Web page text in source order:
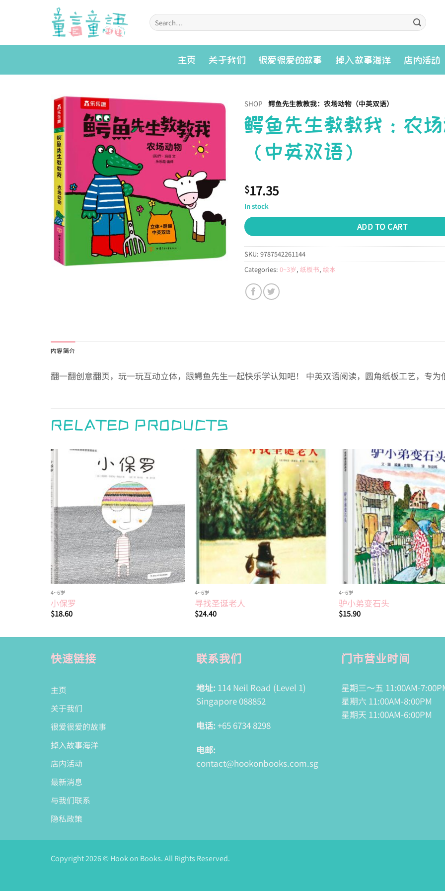
Search
for:
主页 关于我们 很爱很爱的故事 掉入故事海洋 店内活动
Add to
wishlist
SHOP 鳄鱼先生教教我：农场动物（中英双语）
鳄鱼先生教教我：农
（中英双语）
$17.35
In stock
ADD TO CART
SKU: 9787542261144
Categories: 0~3岁, 纸板书, 绘本
内容简介
翻一翻创意翻页，玩一玩互动立体，跟鳄鱼先生一起快乐学认知吧！ 中英双语阅读，圆角纸板工艺，专为
RELATED PRODUCTS
4~6岁
小保罗
$18.60
Add to
wishlist
4~6岁
寻找圣诞老人
$24.40
4~6岁
驴小弟变石头
$15.90
快速链接
主页
关于我们
很爱很爱的故事
掉入故事海洋
店内活动
最新消息
与我们联系
隐私政策
联系我们
地址: 114 Neil Road (Level 1)
Singapore 088852
电话: +65 6734 8298
电邮:
contact@hookonbooks.com.sg
门市营业时间
星期三～五 11:00AM-
星期六 11:00AM-8:00PM
星期天 11:00AM-6:00PM
Copyright 2026 © Hook on Books. All Rights Reserved.